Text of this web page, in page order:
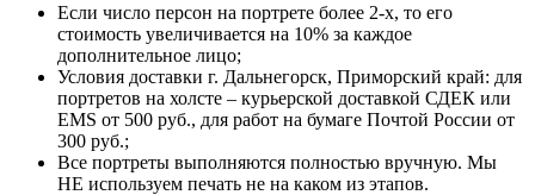
Если число персон на портрете более 2-х, то его
стоимость увеличивается на 10% за каждое
дополнительное лицо;
Условия доставки г. Дальнегорск, Приморский край: для
портретов на холсте – курьерской доставкой СДЕК или
EMS от 500 руб., для работ на бумаге Почтой России от
300 руб.;
Все портреты выполняются полностью вручную. Мы
НЕ используем печать не на каком из этапов.